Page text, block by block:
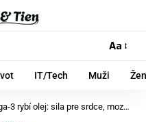
Aa
IT/Tech Muži
3 rybí olej: sila pre srdce, mozog a kĺby